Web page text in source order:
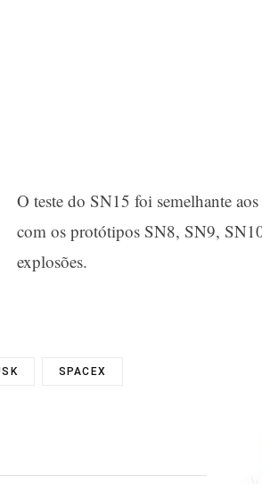
O teste do SN15 foi semelhante
com os protótipos SN8, SN9,
explosões.
SPACEX